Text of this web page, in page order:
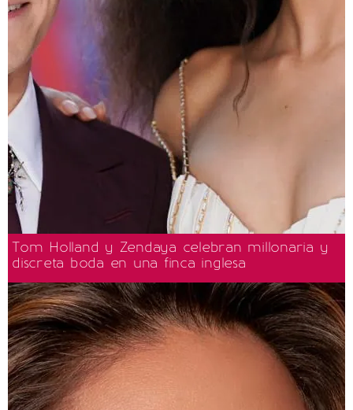
Tom Holland y Zendaya celebran millonaria y
discreta boda en una finca inglesa